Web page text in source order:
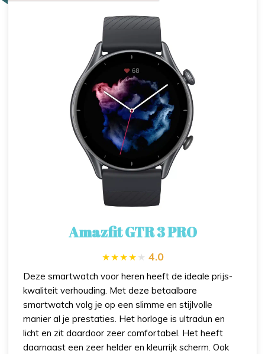
Amazfit GTR 3 PRO
4.0
Deze smartwatch voor heren heeft de ideale prijs-
kwaliteit verhouding. Met deze betaalbare
smartwatch volg je op een slimme en stijlvolle
manier al je prestaties. Het horloge is ultradun en
licht en zit daardoor zeer comfortabel. Het heeft
daarnaast een zeer helder en kleurrijk scherm. Ook